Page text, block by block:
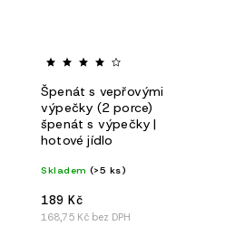
Špenát s vepřovými
výpečky (2 porce)
špenát s výpečky |
hotové jídlo
Skladem (>5 ks)
168,75 Kč bez DPH
189 Kč